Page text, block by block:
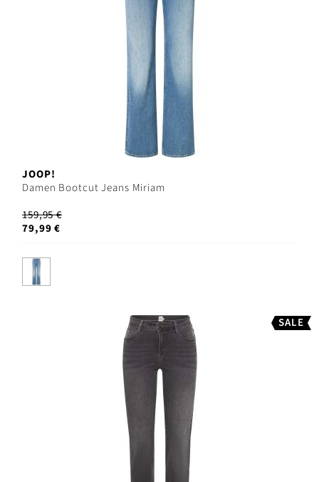
JOOP!
Damen Bootcut Jeans Miriam
159,95 €
79,99 €
SALE